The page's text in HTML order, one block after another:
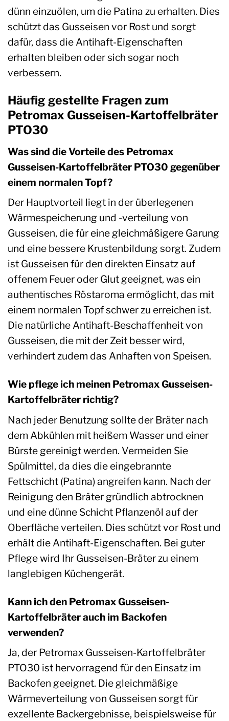
dünn einzuölen, um die Patina zu erhalten. Dies
schützt das Gusseisen vor Rost und sorgt
dafür, dass die Antihaft-Eigenschaften
erhalten bleiben oder sich sogar noch
verbessern.
Häufig gestellte Fragen zum
Petromax Gusseisen-Kartoffelbräter
PTO30
Was sind die Vorteile des Petromax
Gusseisen-Kartoffelbräter PTO30 gegenüber
einem normalen Topf?
Der Hauptvorteil liegt in der überlegenen
Wärmespeicherung und -verteilung von
Gusseisen, die für eine gleichmäßigere Garung
und eine bessere Krustenbildung sorgt. Zudem
ist Gusseisen für den direkten Einsatz auf
offenem Feuer oder Glut geeignet, was ein
authentisches Röstaroma ermöglicht, das mit
einem normalen Topf schwer zu erreichen ist.
Die natürliche Antihaft-Beschaffenheit von
Gusseisen, die mit der Zeit besser wird,
verhindert zudem das Anhaften von Speisen.
Wie pflege ich meinen Petromax Gusseisen-
Kartoffelbräter richtig?
Nach jeder Benutzung sollte der Bräter nach
dem Abkühlen mit heißem Wasser und einer
Bürste gereinigt werden. Vermeiden Sie
Spülmittel, da dies die eingebrannte
Fettschicht (Patina) angreifen kann. Nach der
Reinigung den Bräter gründlich abtrocknen
und eine dünne Schicht Pflanzenöl auf der
Oberfläche verteilen. Dies schützt vor Rost und
erhält die Antihaft-Eigenschaften. Bei guter
Pflege wird Ihr Gusseisen-Bräter zu einem
langlebigen Küchengerät.
Kann ich den Petromax Gusseisen-
Kartoffelbräter auch im Backofen
verwenden?
Ja, der Petromax Gusseisen-Kartoffelbräter
PTO30 ist hervorragend für den Einsatz im
Backofen geeignet. Die gleichmäßige
Wärmeverteilung von Gusseisen sorgt für
exzellente Backergebnisse, beispielsweise für